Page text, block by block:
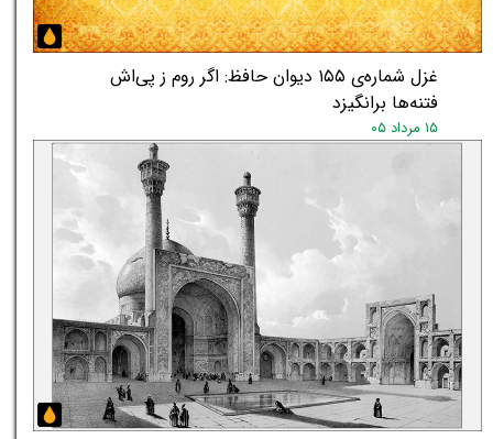
★
غزل شماره‌ی ۱۵۵ دیوان حافظ: اگر روم ز پی‌اش
فتنه‌ها برانگیزد
۱۵ مرداد ۰۵